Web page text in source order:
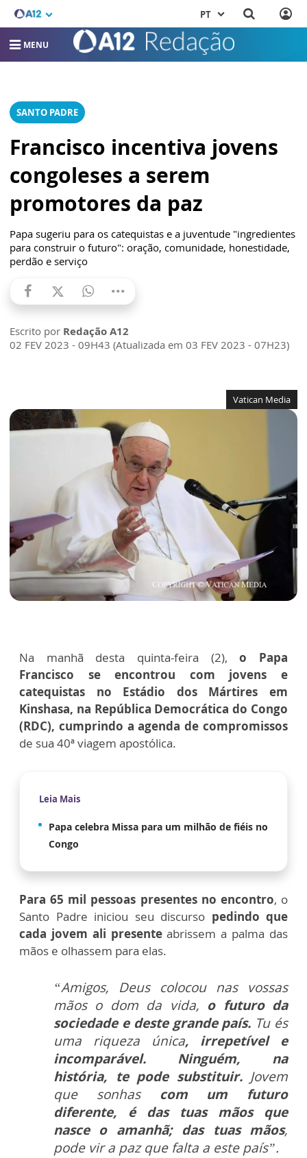
PT
MENU
SANTO PADRE
Francisco incentiva jovens
congoleses a serem
promotores da paz
Papa sugeriu para os catequistas e a juventude "ingredientes
para construir o futuro": oração, comunidade, honestidade,
perdão e serviço
Escrito por Redação A12
02 FEV 2023 - 09H43 (Atualizada em 03 FEV 2023 - 07H23)
Vatican Media
Na manhã desta quinta-feira (2),o Papa
Francisco se encontrou com jovens e
catequistas no Estádio dos Mártires em
Kinshasa, na República Democrática do Congo
(RDC), cumprindo a agenda de compromissos
de sua 40ª viagem apostólica.
Leia Mais
Papa celebra Missa para um milhão de fiéis no
Congo
Para 65 mil pessoas presentes no encontro, o
Santo Padre iniciou seu discurso pedindo que
cada jovem ali presenteabrissem a palma das
mãos e olhassem para elas.
“Amigos, Deus colocou nas vossas
mãos o dom da vida, o futuro da
sociedade e deste grande país. Tu és
uma riqueza única, irrepetível e
incomparável. Ninguém, na
história, te pode substituir.Jovem
que sonhas com um futuro
diferente, é das tuas mãos que
nasce o amanhã; das tuas mãos,
pode vir a paz que falta a este país”.